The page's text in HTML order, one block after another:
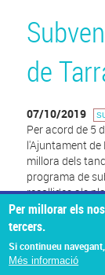
de
07/10/2019
Per acord de 5
l'Ajuntament de
millora dels
programa de
recollides als
ajuntament
Per millorar els
tercers.
Si continueu
Més informació